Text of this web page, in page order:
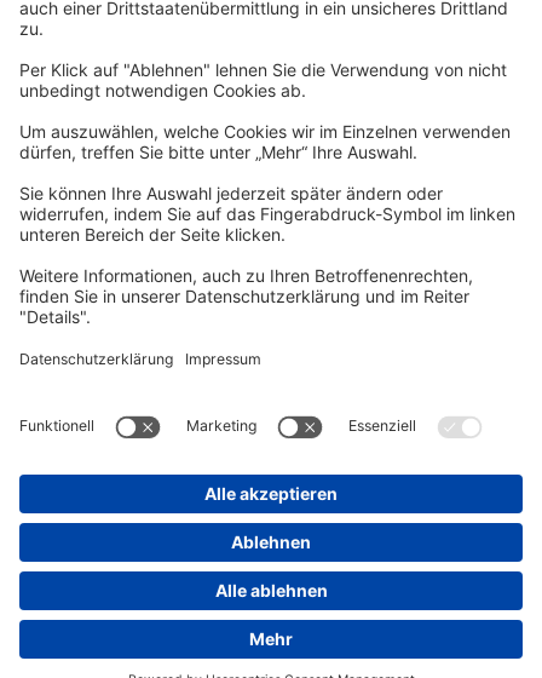
Per E-Mail informieren wir Sie über interessante Angebote.
Zum Newsletter anmelden
vhs Post
Zur vhs Post anmelden
Kontrast
Kurs-Merkliste
Bitte melden Sie sich über den folgenden Button an:
Sie haben noch kein Konto?
Registrieren Sie sich jetzt
Warenkorb
Es befinden sich derzeit keine Kurse/Veranstaltungen in Ihrem